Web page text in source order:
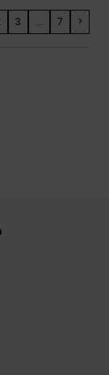
3 ... 7 >